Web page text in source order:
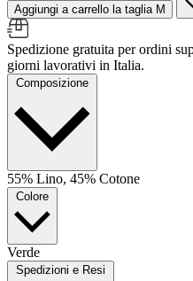
Aggiungi a carrello la taglia M
Spedizione gratuita per ordini
giorni lavorativi in Italia.
Composizione
55% Lino, 45% Cotone
Colore
Verde
Spedizioni e Resi